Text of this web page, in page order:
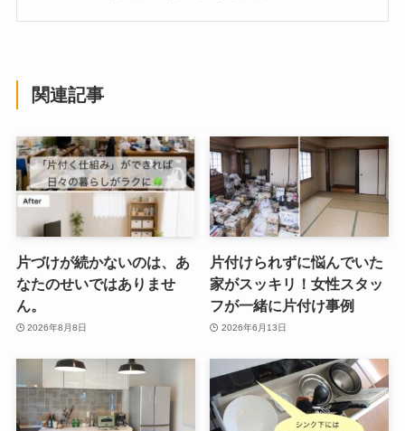
関連記事
片づけが続かないのは、あ
なたのせいではありませ
ん。
2026年8月8日
片付けられずに悩んでいた
家がスッキリ！女性スタッ
フが一緒に片付け事例
2026年6月13日